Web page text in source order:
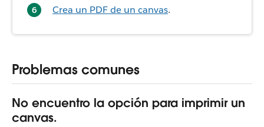
Crea un PDF de un canvas.
Problemas comunes
No encuentro la opción para imprimir un
canvas.